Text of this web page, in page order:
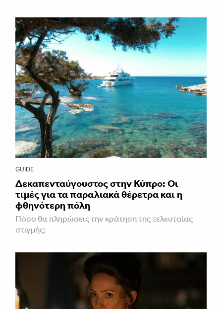
GUIDE
Δεκαπενταύγουστος στην Κύπρο: Οι
τιμές για τα παραλιακά θέρετρα και η
φθηνότερη πόλη
Πόσο θα πληρώσεις την κράτηση της τελευταίας
στιγμής;